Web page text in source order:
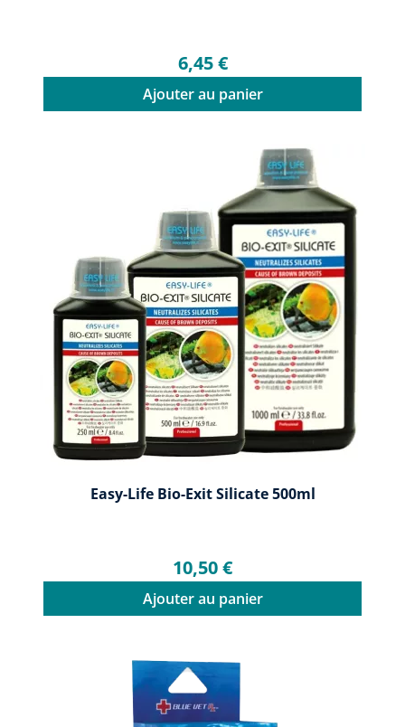
6,45 €
Ajouter au panier
Easy-Life Bio-Exit Silicate 500ml
10,50 €
Ajouter au panier